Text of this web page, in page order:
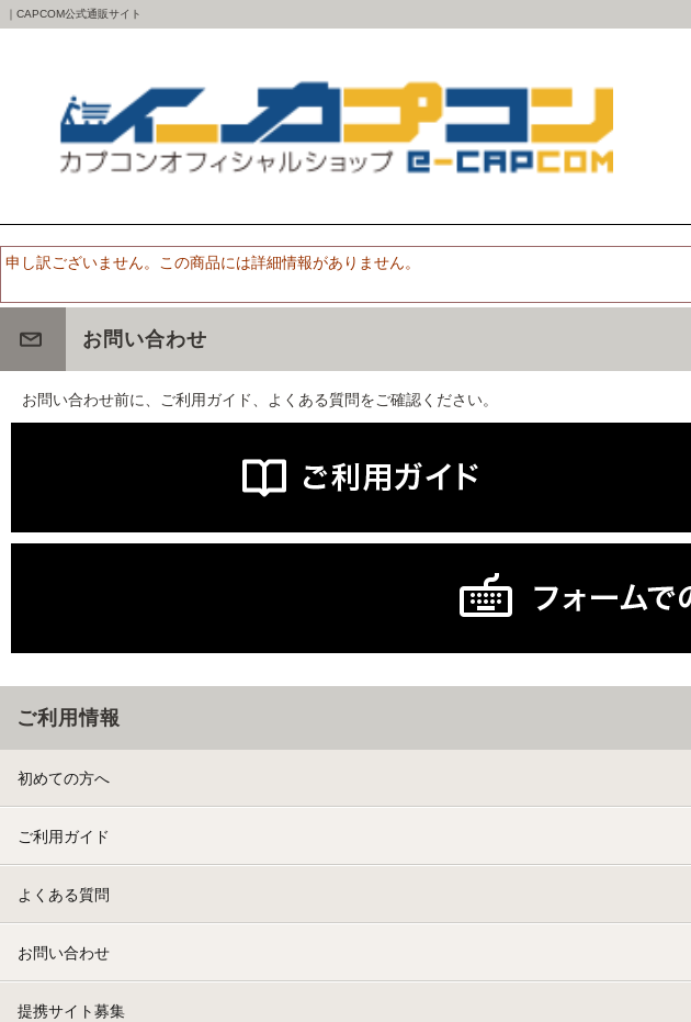
｜CAPCOM公式通販サイト
申し訳ございません。この商品には詳細情報がありません。
お問い合わせ
お問い合わせ前に、ご利用ガイド、よくある質問をご確認ください。
ご利用情報
初めての方へ
ご利用ガイド
よくある質問
お問い合わせ
提携サイト募集